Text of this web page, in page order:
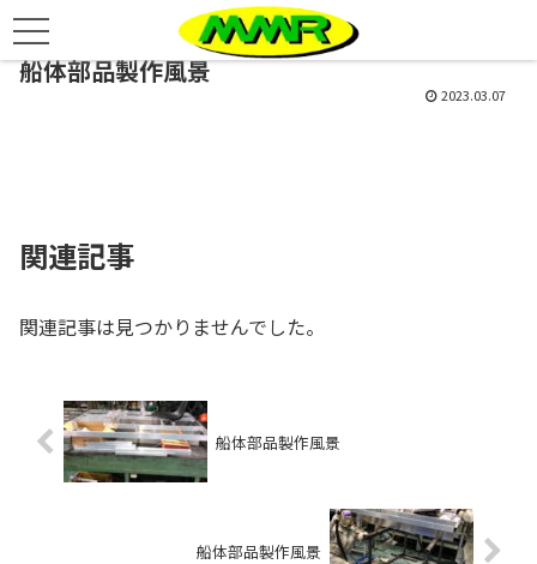
船体部品製作風景
2023.03.07
関連記事
関連記事は見つかりませんでした。
船体部品製作風景
船体部品製作風景